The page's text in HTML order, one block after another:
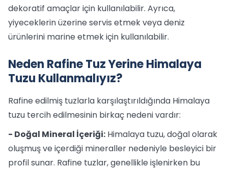
dekoratif amaçlar için kullanılabilir. Ayrıca,
yiyeceklerin üzerine servis etmek veya deniz
ürünlerini marine etmek için kullanılabilir.
Neden Rafine Tuz Yerine Himalaya
Tuzu Kullanmalıyız?
Rafine edilmiş tuzlarla karşılaştırıldığında Himalaya
tuzu tercih edilmesinin birkaç nedeni vardır:
- Doğal Mineral İçeriği: Himalaya tuzu, doğal olarak
oluşmuş ve içerdiği mineraller nedeniyle besleyici bir
profil sunar. Rafine tuzlar, genellikle işlenirken bu